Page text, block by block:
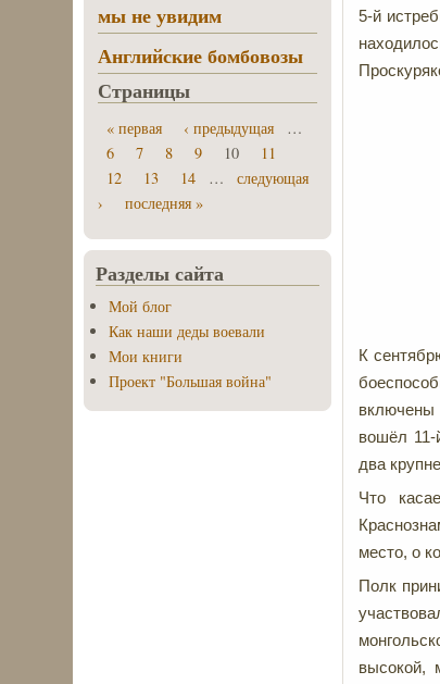
5-й
К
включены
вошёл 11-
два
Что
место, о
Полк
высокой,
мы не увидим
Английские бомбовозы
Страницы
« первая ‹ предыдущая
…
6
7 8 9 10
11
12
13 14 …
следующая
›
последняя »
Разделы сайта
Мой блог
Как наши деды воевали
Мои книги
Проект "Большая война"